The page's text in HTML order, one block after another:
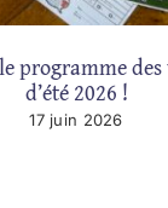
programme des
d’été 2026 !
17 juin 2026